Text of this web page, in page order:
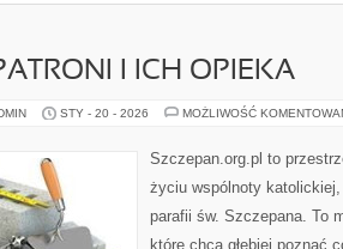
I ICH OPIEKA
STY - 20 - 2026 MOŻLIWOŚĆ
Szczepan.org.pl to
życiu wspólnoty
parafii św. Szczepana. To
które chcą głębiej poznać